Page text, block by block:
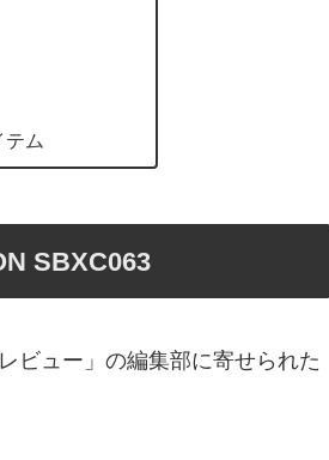
ム
SBXC063
ビュー」の編集部に寄せられた